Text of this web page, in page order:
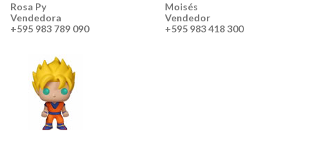
Rosa Py
Vendedora
+595 983 789 090
Moisés
Vendedor
+595 983 418 300